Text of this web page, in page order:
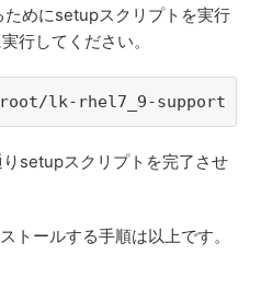
ためにsetupスクリプトを実行
行してください。
lk-rhel7_9-support
setupスクリプトを完了させ
トールする手順は以上です。